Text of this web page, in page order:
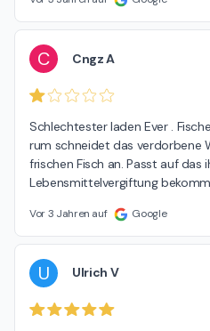
C Cngz A
Schlechtester laden Ever .
rum schneidet das verdorbene
frischen Fisch an. Passt auf das
Lebensmittelvergiftung
Vor 3 Jahren auf Google
U Ulrich V